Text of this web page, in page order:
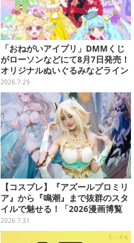
「おねがいアイプリ」DMMくじ
がローソンなどにて8月7日発売！
オリジナルぬいぐるみなどライン
ナップ、各等賞にスペシャルアイ
プリカードが付属
2026.7.29
【コスプレ】『アズールプロミリ
ア』から『鳴潮』まで抜群のスタ
イルで魅せる！「2026漫画博覧
会」百花繚乱の台湾美女12選【写
真37枚】
2026.7.31